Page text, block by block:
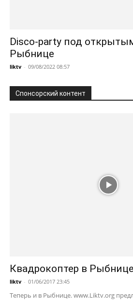
Disco-party под
Рыбнице
liktv - 09/08/2022 08:57
Спонсорский контент
Квадрокоптер в Рыбнице
liktv - 01/06/2017 23:45
Теперь и в Рыбнице. www.Liktv.org